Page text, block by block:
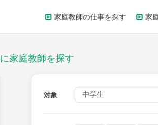
家庭教師の仕事を探す 家
家庭教師を探す
対象